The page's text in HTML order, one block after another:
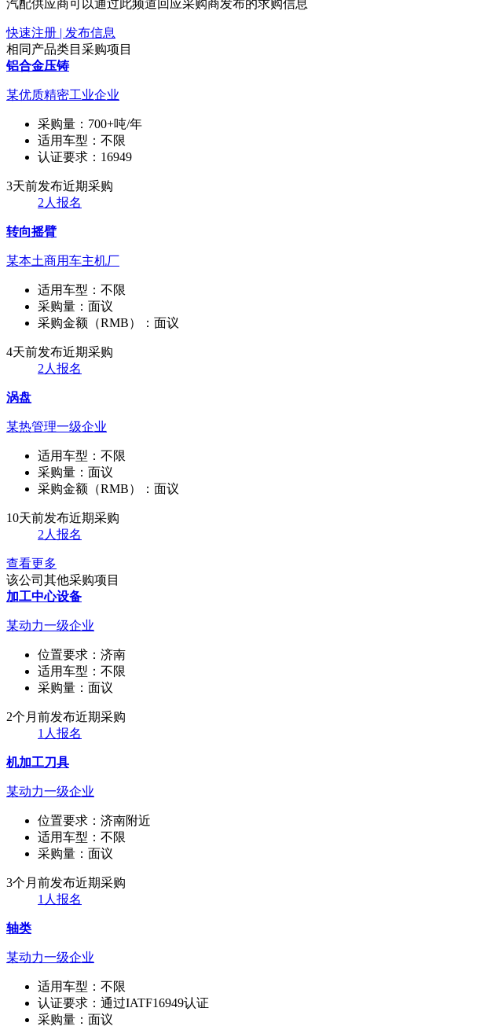
汽配供应商可以通过此频道回应采购商发布的求购信息
快速注册 | 发布信息
相同产品类目采购项目
铝合金压铸
某优质精密工业企业
采购量： 700+吨/年
适用车型： 不限
认证要求： 16949
3天前发布近期采购
2人报名
转向摇臂
某本土商用车主机厂
适用车型： 不限
采购量： 面议
采购金额（RMB）： 面议
4天前发布近期采购
2人报名
涡盘
某热管理一级企业
适用车型： 不限
采购量： 面议
采购金额（RMB）： 面议
10天前发布近期采购
2人报名
查看更多
该公司其他采购项目
加工中心设备
某动力一级企业
位置要求： 济南
适用车型： 不限
采购量： 面议
2个月前发布近期采购
1人报名
机加工刀具
某动力一级企业
位置要求： 济南附近
适用车型： 不限
采购量： 面议
3个月前发布近期采购
1人报名
轴类
某动力一级企业
适用车型： 不限
认证要求： 通过IATF16949认证
采购量： 面议